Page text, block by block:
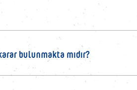
bulunmakta mıdır?